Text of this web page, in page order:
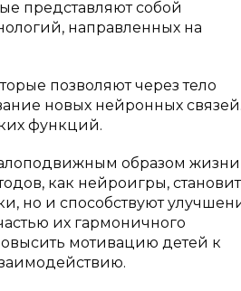
представляют собой
направленных на
позволяют через тело
новых нейронных связей.
функций.
образом
как нейроигры,
но и способствуют
их гармоничного
мотивацию детей к